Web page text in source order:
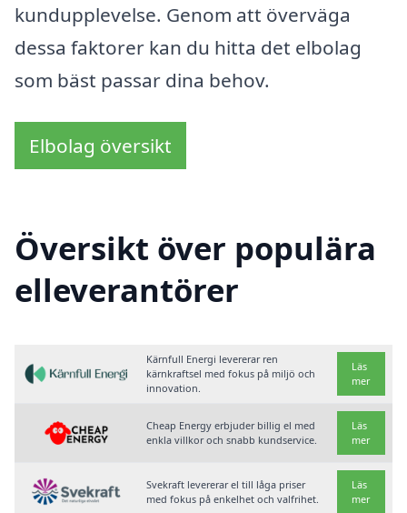
kundupplevelse. Genom att överväga
dessa faktorer kan du hitta det elbolag
som bäst passar dina behov.
Elbolag översikt
Översikt över populära
elleverantörer
Kärnfull Energi levererar ren
kärnkraftsel med fokus på miljö och
innovation.
Läs
mer
Cheap Energy erbjuder billig el med
enkla villkor och snabb kundservice.
Läs
mer
Svekraft levererar el till låga priser
med fokus på enkelhet och valfrihet.
Läs
mer